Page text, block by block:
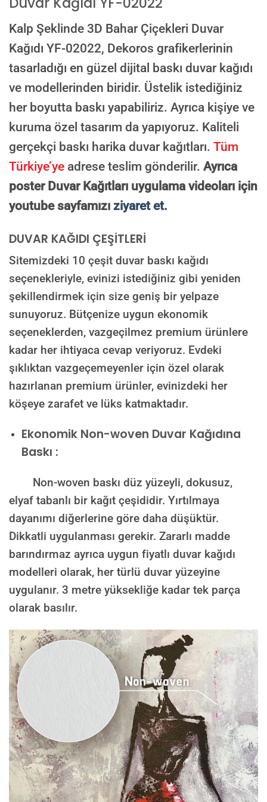
E-posta ile de gönderebilirsiniz:
NOTLAR
Görseliniz baskıya alınmadan önce ölçüye göre düzenlenmiş son hali
AI TASARIMIYLA SIPARIŞ VER
ONAYINIZDAN SONRA BASKIYA GEÇILECEK
Kalp Şeklinde 3D Bahar Çiçekleri Duvar
Kağıdı YF-02022, Dekoros grafikerlerinin
tasarladığı en güzel dijital baskı duvar kağıdı
ve modellerinden biridir. Üstelik istediğiniz
her boyutta baskı yapabiliriz. Ayrıca kişiye ve
kuruma özel tasarım da yapıyoruz. Kaliteli
gerçekçi baskı harika duvar kağıtları. Tüm
Türkiye’ye adrese teslim gönderilir. Ayrıca
poster Duvar Kağıtları uygulama videoları için
youtube sayfamızı ziyaret et.
DUVAR KAĞIDI ÇEŞİTLERİ
Sitemizdeki 10 çeşit duvar baskı kağıdı
seçenekleriyle, evinizi istediğiniz gibi yeniden
şekillendirmek için size geniş bir yelpaze
sunuyoruz. Bütçenize uygun ekonomik
seçeneklerden, vazgeçilmez premium ürünlere
kadar her ihtiyaca cevap veriyoruz. Evdeki
şıklıktan vazgeçemeyenler için özel olarak
hazırlanan premium ürünler, evinizdeki her
köşeye zarafet ve lüks katmaktadır.
Ekonomik Non-woven Duvar Kağıdına
Baskı :
Non-woven baskı düz yüzeyli, dokusuz,
elyaf tabanlı bir kağıt çeşididir. Yırtılmaya
dayanımı diğerlerine göre daha düşüktür.
Dikkatli uygulanması gerekir. Zararlı madde
barındırmaz ayrıca uygun fiyatlı duvar kağıdı
modelleri olarak, her türlü duvar yüzeyine
uygulanır. 3 metre yüksekliğe kadar tek parça
olarak basılır.